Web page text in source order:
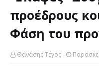
προέδρους
Φάση του
Θανάσης Τέγος